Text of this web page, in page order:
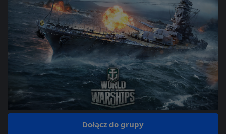
Dołącz do grupy